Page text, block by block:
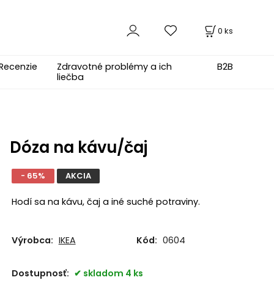
0 ks
Zdravotné problémy a ich
liečba
B2B
Dóza na kávu/čaj
- 65% AKCIA
Hodí sa na kávu, čaj a iné suché potraviny.
Výrobca: IKEA Kód: 0604
Dostupnosť: skladom 4 ks